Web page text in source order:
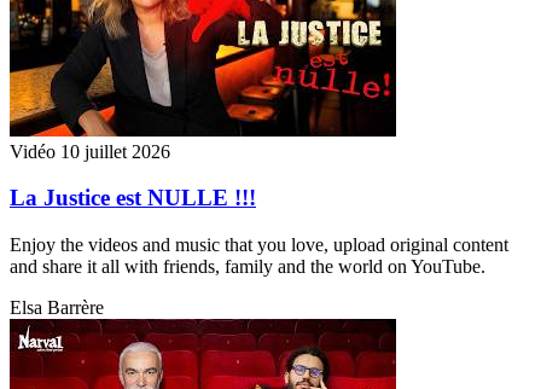
Vidéo 10 juillet 2026
La Justice est NULLE !!!
Enjoy the videos and music that you love, upload original content
and share it all with friends, family and the world on YouTube.
Elsa Barrère